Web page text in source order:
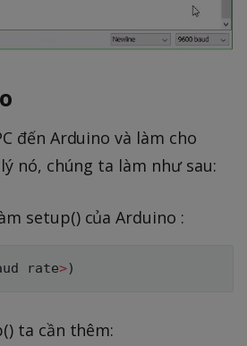
đến Arduino và làm cho
nó, chúng ta làm như sau:
setup() của Arduino :
rate>)
ta cần thêm: